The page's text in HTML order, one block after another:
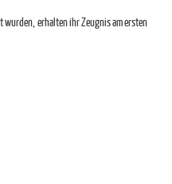
wurden, erhalten ihr Zeugnis am ersten